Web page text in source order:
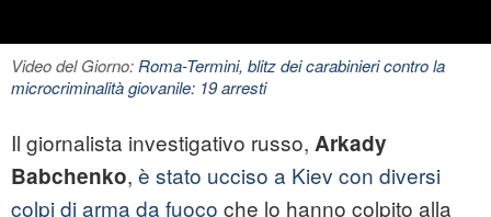
Video del Giorno:Roma-Termini, blitz dei carabinieri contro la
microcriminalità giovanile: 19 arresti
Il giornalista investigativo russo, Arkady
Babchenko, è stato ucciso a Kiev con diversi
colpi di arma da fuoco che lo hanno colpito alla